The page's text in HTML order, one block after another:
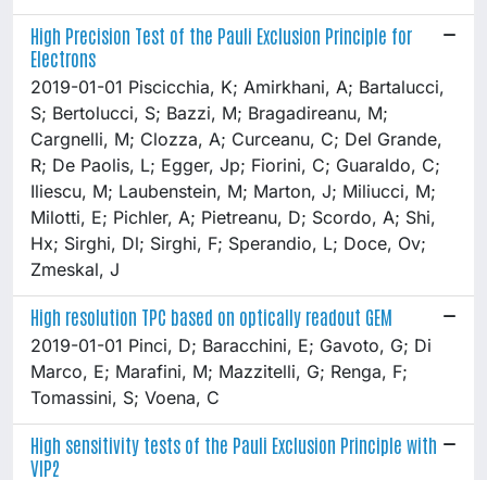
High Precision Test of the Pauli Exclusion Principle for
Electrons
2019-01-01 Piscicchia, K; Amirkhani, A; Bartalucci,
S; Bertolucci, S; Bazzi, M; Bragadireanu, M;
Cargnelli, M; Clozza, A; Curceanu, C; Del Grande,
R; De Paolis, L; Egger, Jp; Fiorini, C; Guaraldo, C;
Iliescu, M; Laubenstein, M; Marton, J; Miliucci, M;
Milotti, E; Pichler, A; Pietreanu, D; Scordo, A; Shi,
Hx; Sirghi, Dl; Sirghi, F; Sperandio, L; Doce, Ov;
Zmeskal, J
High resolution TPC based on optically readout GEM
2019-01-01 Pinci, D; Baracchini, E; Gavoto, G; Di
Marco, E; Marafini, M; Mazzitelli, G; Renga, F;
Tomassini, S; Voena, C
High sensitivity tests of the Pauli Exclusion Principle with
VIP2